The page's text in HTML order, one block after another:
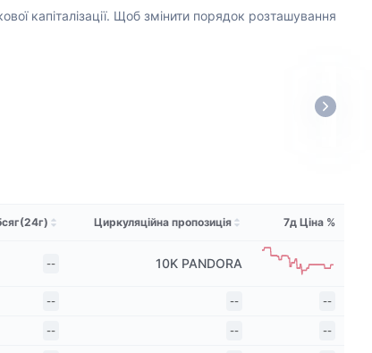
капіталізації. Щоб змінити порядок розташування
Циркуляційна пропозиція 7д Ціна %
-- 10K PANDORA
-- -- --
-- -- --